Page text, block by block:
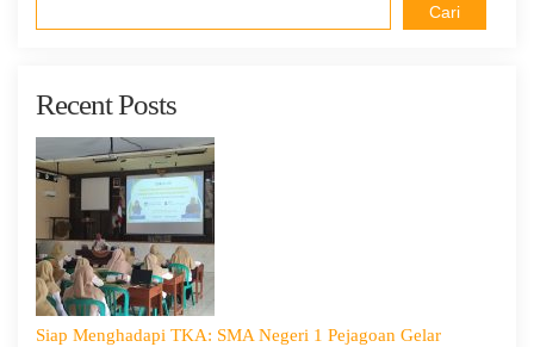
Cari
Recent Posts
Siap Menghadapi TKA: SMA Negeri 1 Pejagoan Gelar